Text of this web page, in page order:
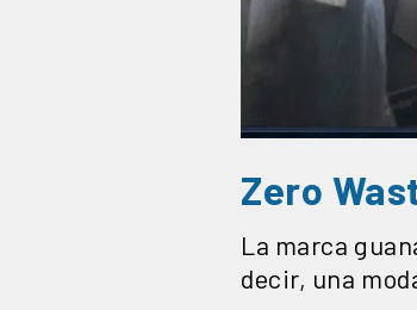
Zero
La marca
decir, una